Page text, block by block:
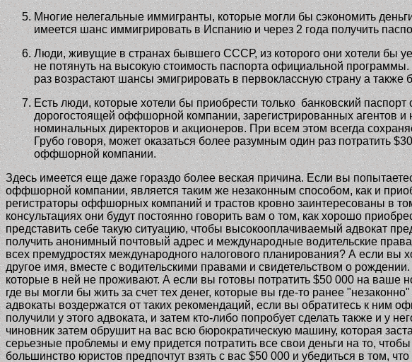
Многие нелегальные иммигранты, которые могли бы сэкономить
имеется шанс иммигрировать в Испанию и через 2 года получить
Люди, живущие в странах бывшего СССР, из которого они хотели бы
не потянуть на высокую стоимость паспорта официальной
раз возрастают шансы эмигрировать в первоклассную страну а также
Есть люди, которые хотели бы приобрести только банковский
дорогостоящей оффшорной компании, зарегистрированных агентов
номинальных директоров и акционеров. При всем этом всегда
Грубо говоря, может оказаться более разумным один раз потратить
оффшорной компании.
Здесь имеется еще даже гораздо более веская причина. Если вы
оффшорной компании, является таким же незаконным способом, как и
регистраторы оффшорных компаний и трастов кровно заинтересованы в
консультациях они будут постоянно говорить вам о том, как хорошо
представить себе такую ситуацию, чтобы высокооплачиваемый адвокат
получить анонимный почтовый адрес и международные водительские
всех премудростях международного налогового планирования? А если
другое имя, вместе с водительскими правами и свидетельством о
которые в ней не проживают. А если вы готовы потратить $50 000 на ваше
где вы могли бы жить за счет тех денег, которые вы где-то ранее
адвокаты воздержатся от таких рекомендаций, если вы обратитесь к ним
получили у этого адвоката, и затем кто-либо попробует сделать также и у
чиновник затем обрушит на вас всю бюрократическую машину, которая
серьезные проблемы и ему придется потратить все свои деньги на то,
большинство юристов предпочтут взять с вас $50 000 и убедиться в том,